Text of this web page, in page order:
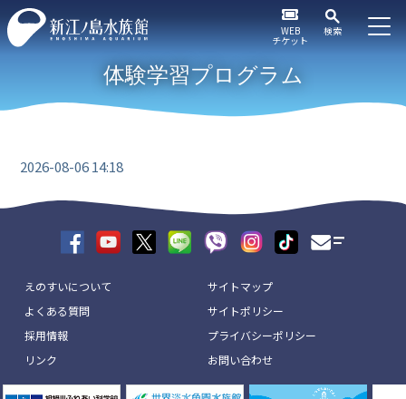
WEB
チケット
検索
体験学習プログラム
2026-08-06 14:18
えのすいについて
よくある質問
採用情報
リンク
サイトマップ
サイトポリシー
プライバシーポリシー
お問い合わせ